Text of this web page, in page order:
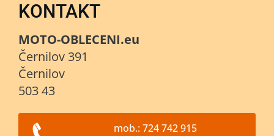
KONTAKT
MOTO-OBLECENI.eu
Černilov 391
Černilov
503 43
mob.: 724 742 915